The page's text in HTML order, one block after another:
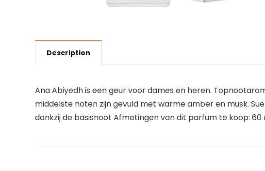
Description
Ana Abiyedh is een geur voor dames en heren.
middelste noten zijn gevuld met warme amber en musk.
dankzij de basisnoot Afmetingen van dit parfum te koop: 60